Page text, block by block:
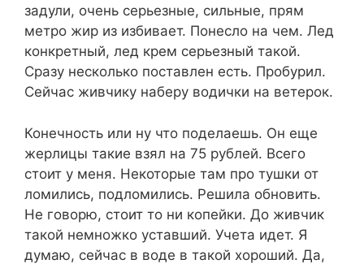
задули, очень серьезные, сильные, прям
метро жир из избивает. Понесло на чем. Лед
конкретный, лед крем серьезный такой.
Сразу несколько поставлен есть. Пробурил.
Сейчас живчику наберу водички на ветерок.
Конечность или ну что поделаешь. Он еще
жерлицы такие взял на 75 рублей. Всего
стоит у меня. Некоторые там про тушки от
ломились, подломились. Решила обновить.
Не говорю, стоит то ни копейки. До живчик
такой немножко уставший. Учета идет. Я
думаю, сейчас в воде в такой хороший. Да,